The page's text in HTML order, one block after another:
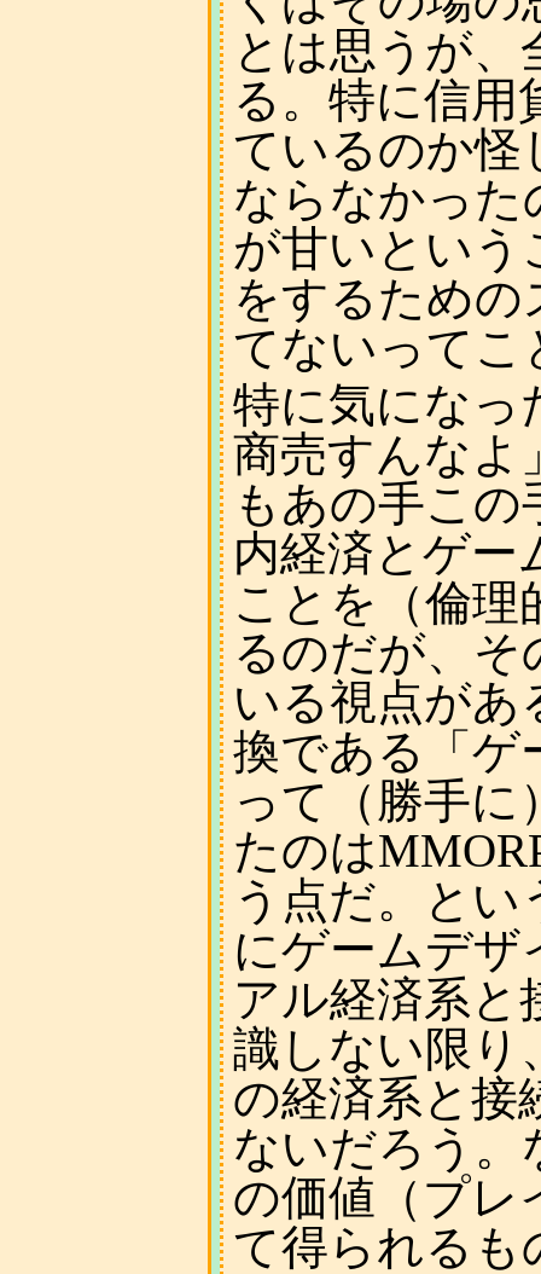
とは思うが
る。特に信用
ているのか怪
ならなかった
が甘いという
をするため
てないって
特に気になっ
商売すんなよ
もあの手こ
内経済とゲー
ことを（倫理
るのだが、そ
いる視点があ
換である「ゲ
って（勝手に
たのは
う点だ。とい
にゲームデザ
アル経済系と
識しない限り
の経済系と接
ないだろう。
の価値（プレ
て得られるも